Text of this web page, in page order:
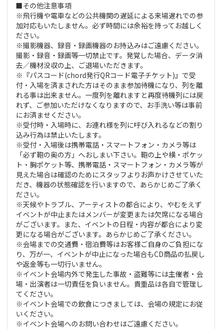
■その他注意事項
※飛行機や電車などの公共機関の遅延による来場遅れでの参
加対応もいたしません。必ず時間には余裕を持ってお越しく
ださい。
※撮影機器、録音・録画機器のお持込みはご遠慮ください。
撮影・録音・録画等一切禁止です。発覚した場合、データ消
去／機材没収の上、ご退場いただきます。
※『パスコード(chord発行QRコード電子チケット)』で受
付・入場を済まされた方はそのまま参加待機になり、列を離
れる事は出来ません。一度列を離れますと再度待機列には戻
れず、ご参加いただけなくなりますので、お手洗い等は事前
にお済ませください。
※受付時・入場時に、お連れ様を列に呼び入れるなどの割り
込み行為は禁止いたします。
※受付・入場後は携帯電話・スマートフォン・カメラ等は
「必ず鞄の奥の方」へおしまい下さい。鞄の上や横・ポケッ
ト・胸ポケット等、携帯電話・スマートフォン・カメラ等が
見えた場合は確認のためにスタッフよりお声かけさせていた
だき、機器の状態確認を行いますので、あらかじめご了承く
ださい。
※天候やトラブル、アーティストの都合により、やむをえず
イベントが中止またはメンバーが変更または欠席になる場合
がございます。また、イベントの日程・内容が都合により変
更になる場合がございます。あらかじめご了承ください。
※会場までの交通費・宿泊費等はお客様ご自身のご負担にな
り、万が一、イベントが中止になった場合もCD商品の払戻し
や返金等も一切行いません。
※イベント会場内外で発生した事故・盗難等には主催者・会
場・出演者は一切責任を負いません。貴重品は各自で管理し
てください。
※イベント会場での飲食につきましては、会場の規定にお従
いください。
※イベント会場へのお問い合わせはご遠慮ください。